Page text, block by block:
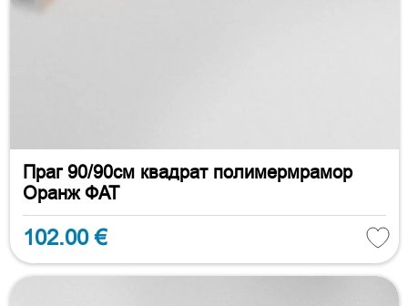
Праг 90/90см квадрат полимермрамор
Оранж ФАТ
102.00 €